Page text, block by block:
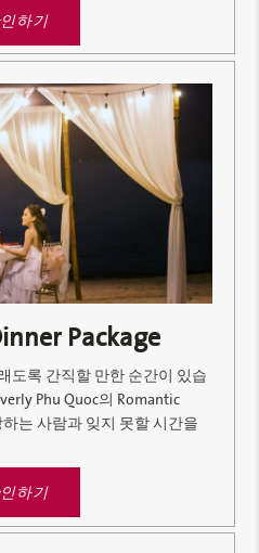
하기
Package
도록 간직할 만한 순간이 있습
Phu Quoc의 Romantic
는 사람과 잊지 못할 시간을
하기